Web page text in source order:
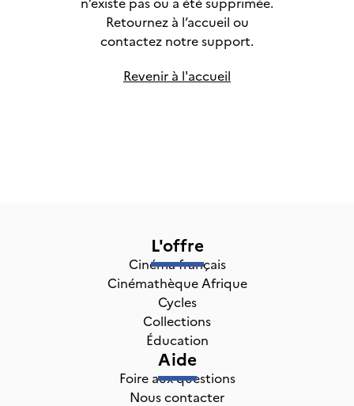
Retournez à l’accueil ou
contactez notre support.
Revenir à l'accueil
L'offre
Cinéma français
Cinémathèque Afrique
Cycles
Collections
Éducation
Aide
Foire aux questions
Nous contacter